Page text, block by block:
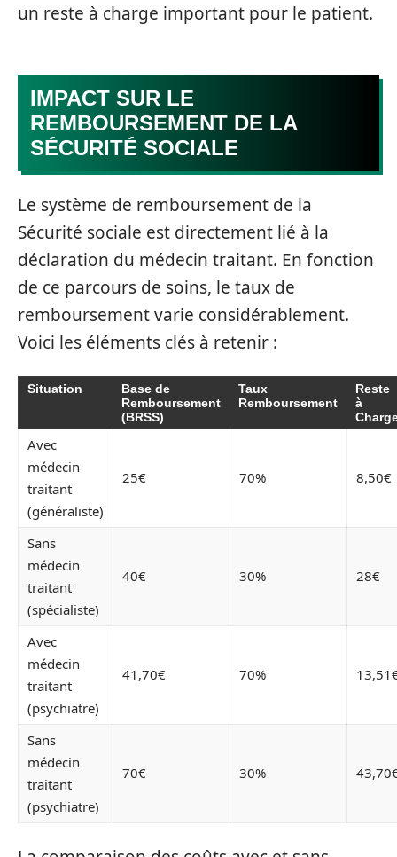
un reste à charge important pour le patient.
IMPACT SUR LE
REMBOURSEMENT DE LA
SÉCURITÉ SOCIALE
Le système de remboursement de la
Sécurité sociale est directement lié à la
déclaration du médecin traitant. En fonction
de ce parcours de soins, le taux de
remboursement varie considérablement.
Voici les éléments clés à retenir :
Situation
Base de
Remboursement
(BRSS)
Taux
Remboursement
Reste
à
Avec
médecin
traitant
(généraliste)
25€ 70% 8,50€
Sans
médecin
traitant
(spécialiste)
40€ 30% 28€
Avec
médecin
traitant
(psychiatre)
41,70€ 70%
Sans
médecin
traitant
(psychiatre)
70€ 30%